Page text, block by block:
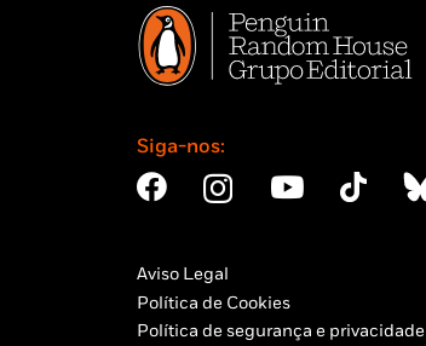
Siga-nos:
Aviso Legal
Política de Cookies
Política de segurança e privacidade